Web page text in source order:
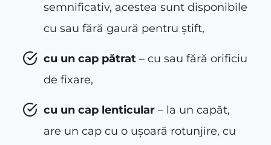
semnificativ, acestea sunt disponibile
cu sau fără gaură pentru ştift,
cu un cap pătrat – cu sau fără orificiu
de fixare,
cu un cap lenticular – la un capăt,
are un cap cu o ușoară rotunjire, cu